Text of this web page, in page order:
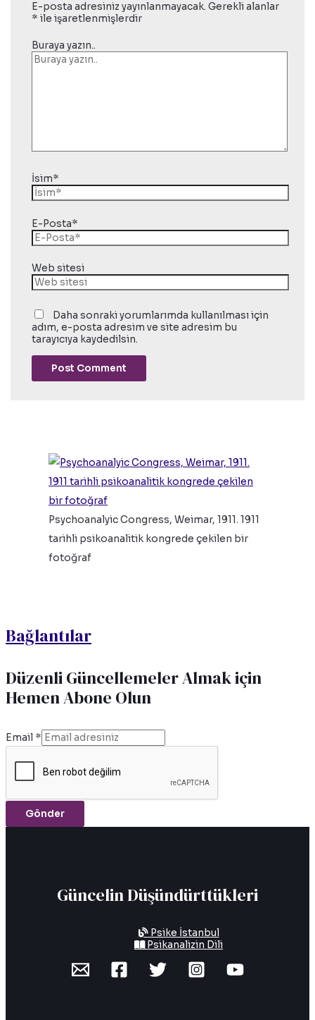
E-posta adresiniz yayınlanmayacak. Gerekli alanlar
* ile işaretlenmişlerdir
Buraya yazın..
İsim*
E-Posta*
Web sitesi
Daha sonraki yorumlarımda kullanılması için
adım, e-posta adresim ve site adresim bu
tarayıcıya kaydedilsin.
Psychoanalyic Congress, Weimar, 1911. 1911
tarihli psikoanalitik kongrede çekilen bir
fotoğraf
Bağlantılar
Düzenli Güncellemeler Almak için
Hemen Abone Olun
Email *
Gönder
Güncelin Düşündürttükleri
Psike İstanbul
Psikanalizin Dili